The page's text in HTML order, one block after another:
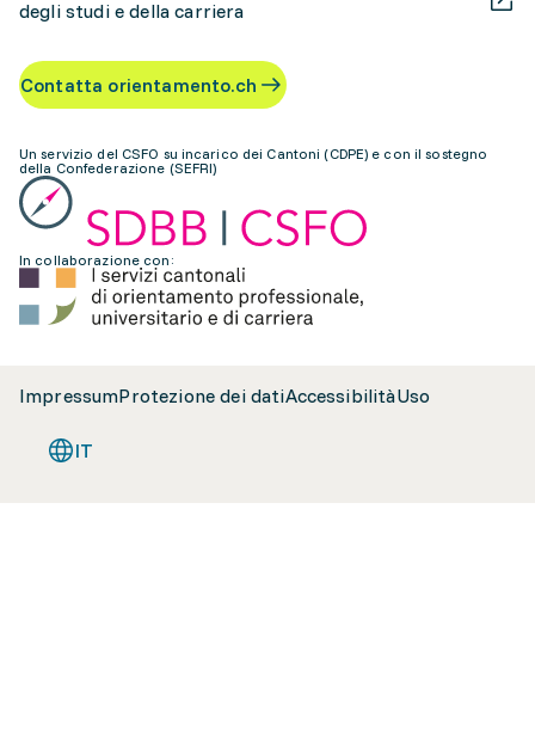
degli studi e della carriera
Contatta orientamento.ch
Un servizio del CSFO su incarico dei Cantoni (CDPE) e con il sostegno
della Confederazione (SEFRI)
In collaborazione con:
ImpressumProtezione dei datiAccessibilitàUso
IT